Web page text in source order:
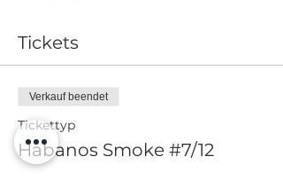
Tickets
Verkauf beendet
Tickettyp
Habanos Smoke #7/12